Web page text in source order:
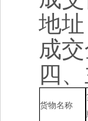
地
成交
四、
货物名称